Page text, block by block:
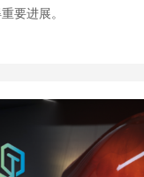
要进展。